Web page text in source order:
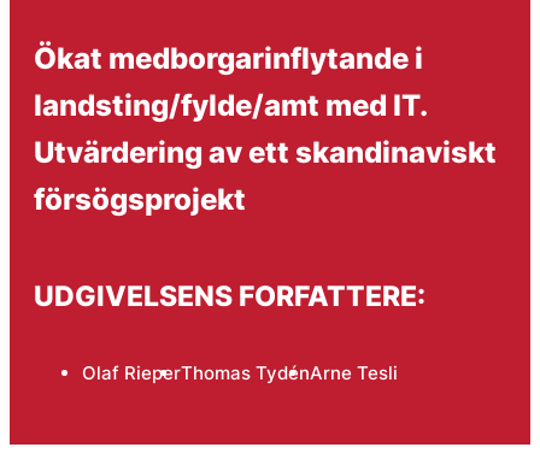
Ökat medborgarinflytande i
landsting/fylde/amt med IT.
Utvärdering av ett skandinaviskt
försögsprojekt
UDGIVELSENS FORFATTERE:
Olaf RieperThomas TydénArne Tesli